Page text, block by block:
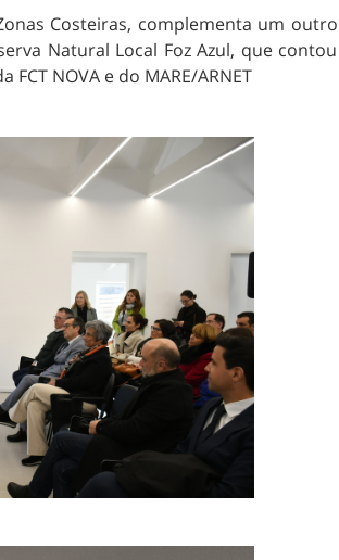
Costeiras, complementa um outro
Natural Local Foz Azul, que contou
NOVA e do MARE/ARNET